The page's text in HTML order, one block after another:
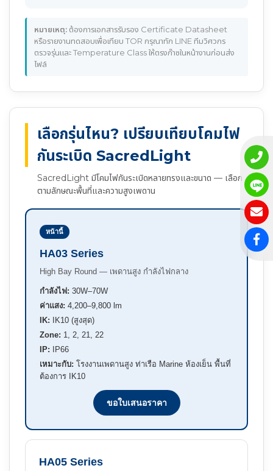
หมายเหตุ: ต้องการเอกสารรับรอง Certificate Datasheet
หรือรายงานทดสอบเพื่อเทียบ TOR กรุณาทัก LINE ทีมวิศวกร
ตรวจรุ่นและ Temperature Class ให้ตรงก๊าซในหน้างานก่อนส่ง
ไฟล์
เลือกรุ่นไหน? เปรียบเทียบโคมไฟ
กันระเบิด SacredLight
SacredLight มีโคมไฟกันระเบิดหลายทรงและขนาด — เลือก
ตามลักษณะพื้นที่และความสูงเพดาน
หน้านี้
HA03 Series
High Bay Round — เพดานสูง กำลังไฟกลาง
กำลังไฟ: 30W–70W
ค่าแสง: 4,200–9,800 lm
IK: IK10 (สูงสุด)
Zone: 1, 2, 21, 22
IP: IP66
เหมาะกับ: โรงงานเพดานสูง ท่าเรือ Marine ห้องเย็น พื้นที่
ต้องการ IK10
ขอใบเสนอราคา
HA05 Series